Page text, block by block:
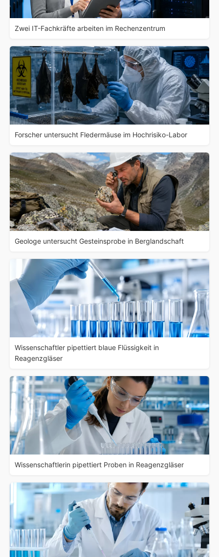
Zwei IT-Fachkräfte arbeiten im Rechenzentrum
Forscher untersucht Fledermäuse im Hochrisiko-Labor
Geologe untersucht Gesteinsprobe in Berglandschaft
Wissenschaftler pipettiert blaue Flüssigkeit in
Reagenzgläser
Wissenschaftlerin pipettiert Proben in Reagenzgläser